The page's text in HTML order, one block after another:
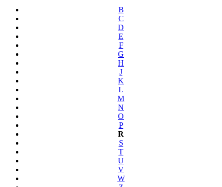
B
C
D
E
F
G
H
J
K
L
M
N
O
P
R
S
T
U
V
W